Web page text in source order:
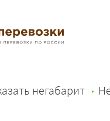
негабарит